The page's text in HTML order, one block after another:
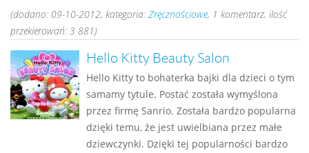
(dodano: 09-10-2012, kategoria: Zręcznościowe, 1 komentarz, ilość
przekierowań: 3 881)
Hello Kitty Beauty Salon
Hello Kitty to bohaterka bajki dla dzieci o tym
samamy tytule. Postać została wymyślona
przez firmę Sanrio. Została bardzo popularna
dzięki temu, że jest uwielbiana przez małe
dziewczynki. Dzięki tej popularności bardzo